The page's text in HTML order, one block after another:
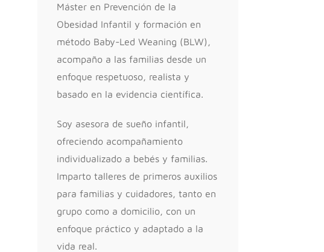
Máster en Prevención de la
Obesidad Infantil y formación en
método Baby-Led Weaning (BLW),
acompaño a las familias desde un
enfoque respetuoso, realista y
basado en la evidencia científica.
Soy asesora de sueño infantil,
ofreciendo acompañamiento
individualizado a bebés y familias.
Imparto talleres de primeros auxilios
para familias y cuidadores, tanto en
grupo como a domicilio, con un
enfoque práctico y adaptado a la
vida real.